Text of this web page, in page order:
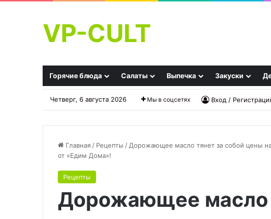
VP-CULT
Горячие блюда Салаты Выпечка Закуски
Четверг, 6 августа 2026 Мы в соцсетях Вход /
Главная / Рецепты / Дорожающее масло тянет за собой цены
от «Едим Дома»!
Рецепты
Дорожающее масло